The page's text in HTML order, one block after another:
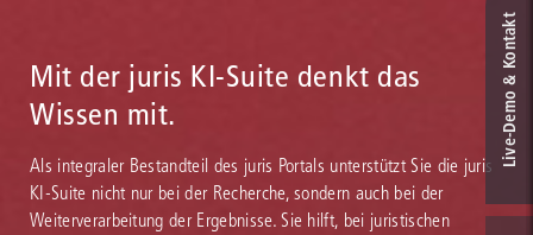
Mit der juris KI-Suite denkt das
Wissen mit.
Als integraler Bestandteil des juris Portals unterstützt Sie die juris
KI-Suite nicht nur bei der Recherche, sondern auch bei der
Weiterverarbeitung der Ergebnisse. Sie hilft, bei juristischen
Live‑Demo & Kontakt